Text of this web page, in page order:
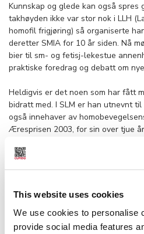
This website uses cookies
We use cookies to personalise
provide social media features
Kunnskap og glede kan også spres
takhøyden ikke var stor nok i LLH
homofil frigjøring) så organiserte
deretter SMIA for 10 år siden. Nå
bier til sm- og fetisj-lekestue
praktiske foredrag og debatt om
Heldigvis er det noen som har fått
bidratt med. I SLM er han utnevnt
også innehaver av
Æresprisen 2003, for sin over tjue
seile litt sin egen sjø. Samtidig har
frigjøringskampen.